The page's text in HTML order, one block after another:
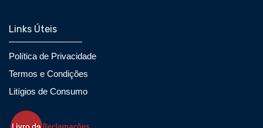
Links Úteis
Política de Privacidade
Termos e Condições
Litígios de Consumo